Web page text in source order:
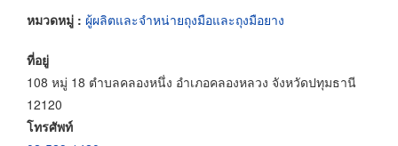
หมวดหมู่ : ผู้ผลิตและจำหน่ายถุงมือและถุงมือยาง
ที่อยู่
108 หมู่ 18 ตำบลคลองหนึ่ง อำเภอคลองหลวง จังหวัดปทุมธานี
12120
โทรศัพท์